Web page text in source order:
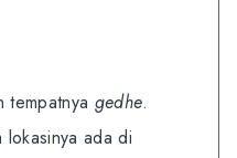
tempatnya gedhe.
ada di